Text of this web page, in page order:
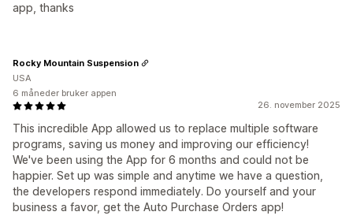
app, thanks
26. november 2025
This incredible App allowed us to replace multiple software
programs, saving us money and improving our efficiency!
We've been using the App for 6 months and could not be
happier. Set up was simple and anytime we have a question,
the developers respond immediately. Do yourself and your
business a favor, get the Auto Purchase Orders app!
Rocky Mountain Suspension
USA
6 måneder bruker appen